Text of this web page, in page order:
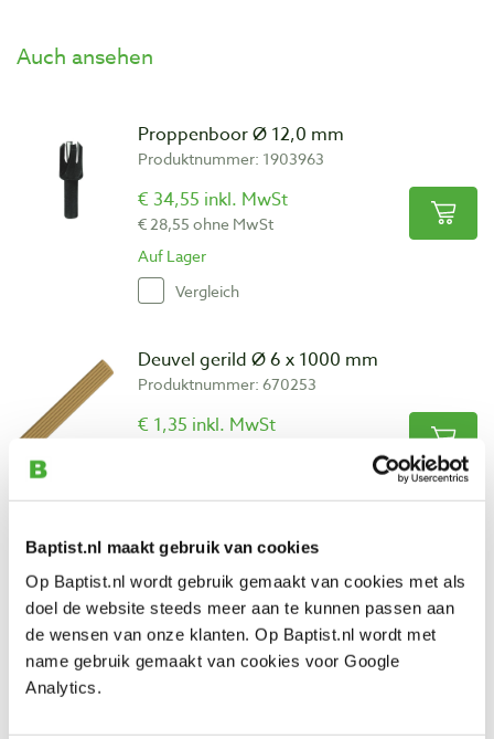
Baptist.nl maakt gebruik van cookies
Op Baptist.nl wordt gebruik gemaakt van cookies met als
doel de website steeds meer aan te kunnen passen aan
de wensen van onze klanten. Op Baptist.nl wordt met
name gebruik gemaakt van cookies voor Google
Analytics.
Auch ansehen
Proppenboor Ø 12,0 mm
Produktnummer: 1903963
€ 34,55 inkl. MwSt
€ 28,55 ohne MwSt
Auf Lager
Vergleich
Deuvel gerild Ø 6 x 1000 mm
Produktnummer: 670253
€ 1,35 inkl. MwSt
Deuvel gerild Ø 8 x 1000 mm
Produktnummer: 670254
€ 1,55 inkl. MwSt
€ 1,28 ohne MwSt